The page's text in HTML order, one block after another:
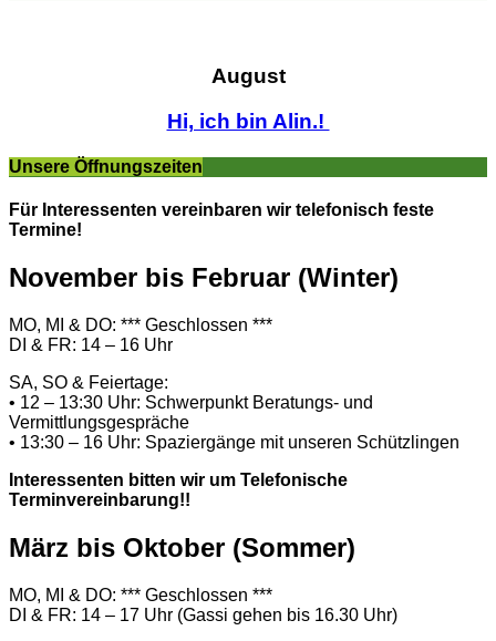
August
Hi, ich bin Alin.!
Unsere Öffnungszeiten
Für Interessenten vereinbaren wir telefonisch feste
Termine!
November bis Februar (Winter)
MO, MI & DO: *** Geschlossen ***
DI & FR: 14 – 16 Uhr
SA, SO & Feiertage:
• 12 – 13:30 Uhr: Schwerpunkt Beratungs- und
Vermittlungsgespräche
• 13:30 – 16 Uhr: Spaziergänge mit unseren Schützlingen
Interessenten bitten wir um Telefonische
Terminvereinbarung!!
März bis Oktober (Sommer)
MO, MI & DO: *** Geschlossen ***
DI & FR: 14 – 17 Uhr (Gassi gehen bis 16.30 Uhr)